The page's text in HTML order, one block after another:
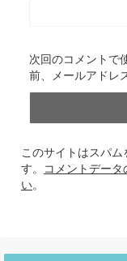
次回のコメントで
前、メールアドレ
このサイトはスパ
す。
コメントデー
い。